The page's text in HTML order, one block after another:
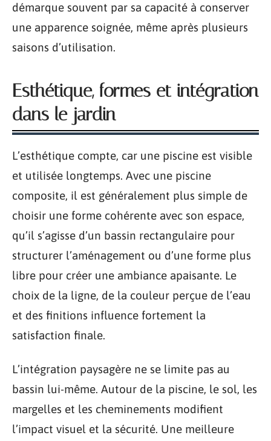
démarque souvent par sa capacité à conserver
une apparence soignée, même après plusieurs
saisons d’utilisation.
Esthétique, formes et intégration
dans le jardin
L’esthétique compte, car une piscine est visible
et utilisée longtemps. Avec une piscine
composite, il est généralement plus simple de
choisir une forme cohérente avec son espace,
qu’il s’agisse d’un bassin rectangulaire pour
structurer l’aménagement ou d’une forme plus
libre pour créer une ambiance apaisante. Le
choix de la ligne, de la couleur perçue de l’eau
et des finitions influence fortement la
satisfaction finale.
L’intégration paysagère ne se limite pas au
bassin lui-même. Autour de la piscine, le sol, les
margelles et les cheminements modifient
l’impact visuel et la sécurité. Une meilleure